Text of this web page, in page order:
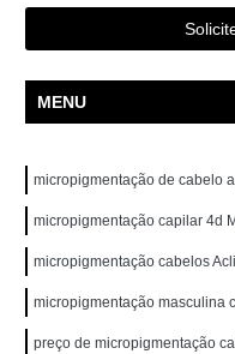
MENU
micropigmentação de cabelo
micropigmentação capilar 4d
micropigmentação cabelos
micropigmentação masculina
preço de micropigmentação